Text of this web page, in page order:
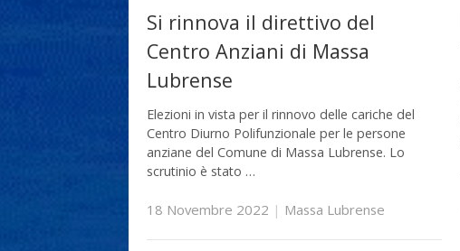
Si rinnova il direttivo del
Centro Anziani di Massa
Lubrense
Elezioni in vista per il rinnovo delle cariche del
Centro Diurno Polifunzionale per le persone
anziane del Comune di Massa Lubrense. Lo
scrutinio è stato …
18 Novembre 2022 | Massa Lubrense